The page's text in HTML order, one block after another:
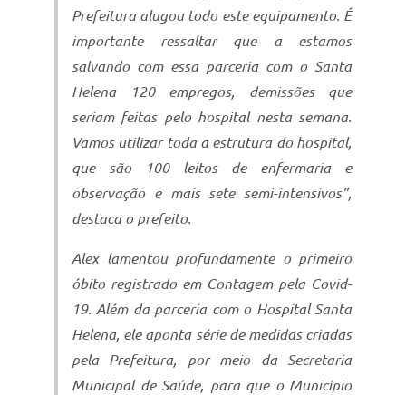
Prefeitura alugou todo este equipamento. É
importante ressaltar que a estamos
salvando com essa parceria com o Santa
Helena 120 empregos, demissões que
seriam feitas pelo hospital nesta semana.
Vamos utilizar toda a estrutura do hospital,
que são 100 leitos de enfermaria e
observação e mais sete semi-intensivos”,
destaca o prefeito.
Alex lamentou profundamente o primeiro
óbito registrado em Contagem pela Covid-
19. Além da parceria com o Hospital Santa
Helena, ele aponta série de medidas criadas
pela Prefeitura, por meio da Secretaria
Municipal de Saúde, para que o Município